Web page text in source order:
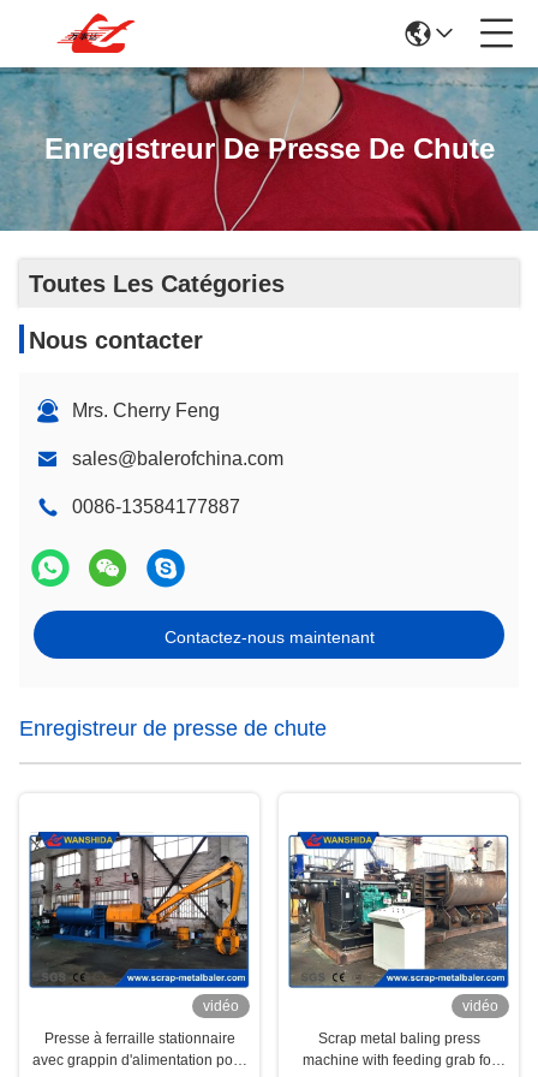
Enregistreur De Presse De Chute
Toutes Les Catégories
Nous contacter
Mrs. Cherry Feng
sales@balerofchina.com
0086-13584177887
Contactez-nous maintenant
Enregistreur de presse de chute
vidéo
Presse à ferraille stationnaire
avec grappin d'alimentation pour
vidéo
Scrap metal baling press
machine with feeding grab for